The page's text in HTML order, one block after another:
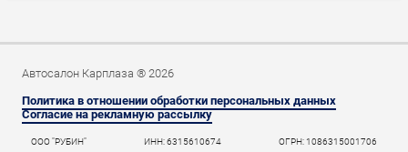
Автосалон Карплаза ® 2026
Политика в отношении обработки персональных данных
Согласие на рекламную рассылку
ООО "РУБИН" ИНН: 6315610674
ОГРН: 1086315001706